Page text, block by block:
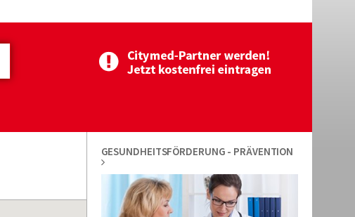
GESUNDHEITSFÖRDERUNG - PRÄVENTION